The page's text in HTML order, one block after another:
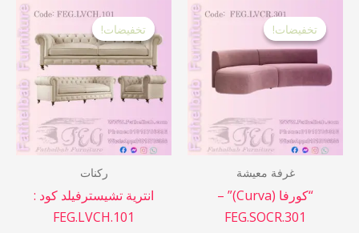
تخفيضات!
تخفيضات!
غرفة معيشة
“كورفا (Curva)” –
FEG.SOCR.301
الأصلي
هو:
61,000.00 EGP.
45,250.00 EGP.
تخفيضات!
تخفيضات!
ركنات
انترية تشيسترفيلد كود :
FEG.LVCH.101
السعر:
من
خلال